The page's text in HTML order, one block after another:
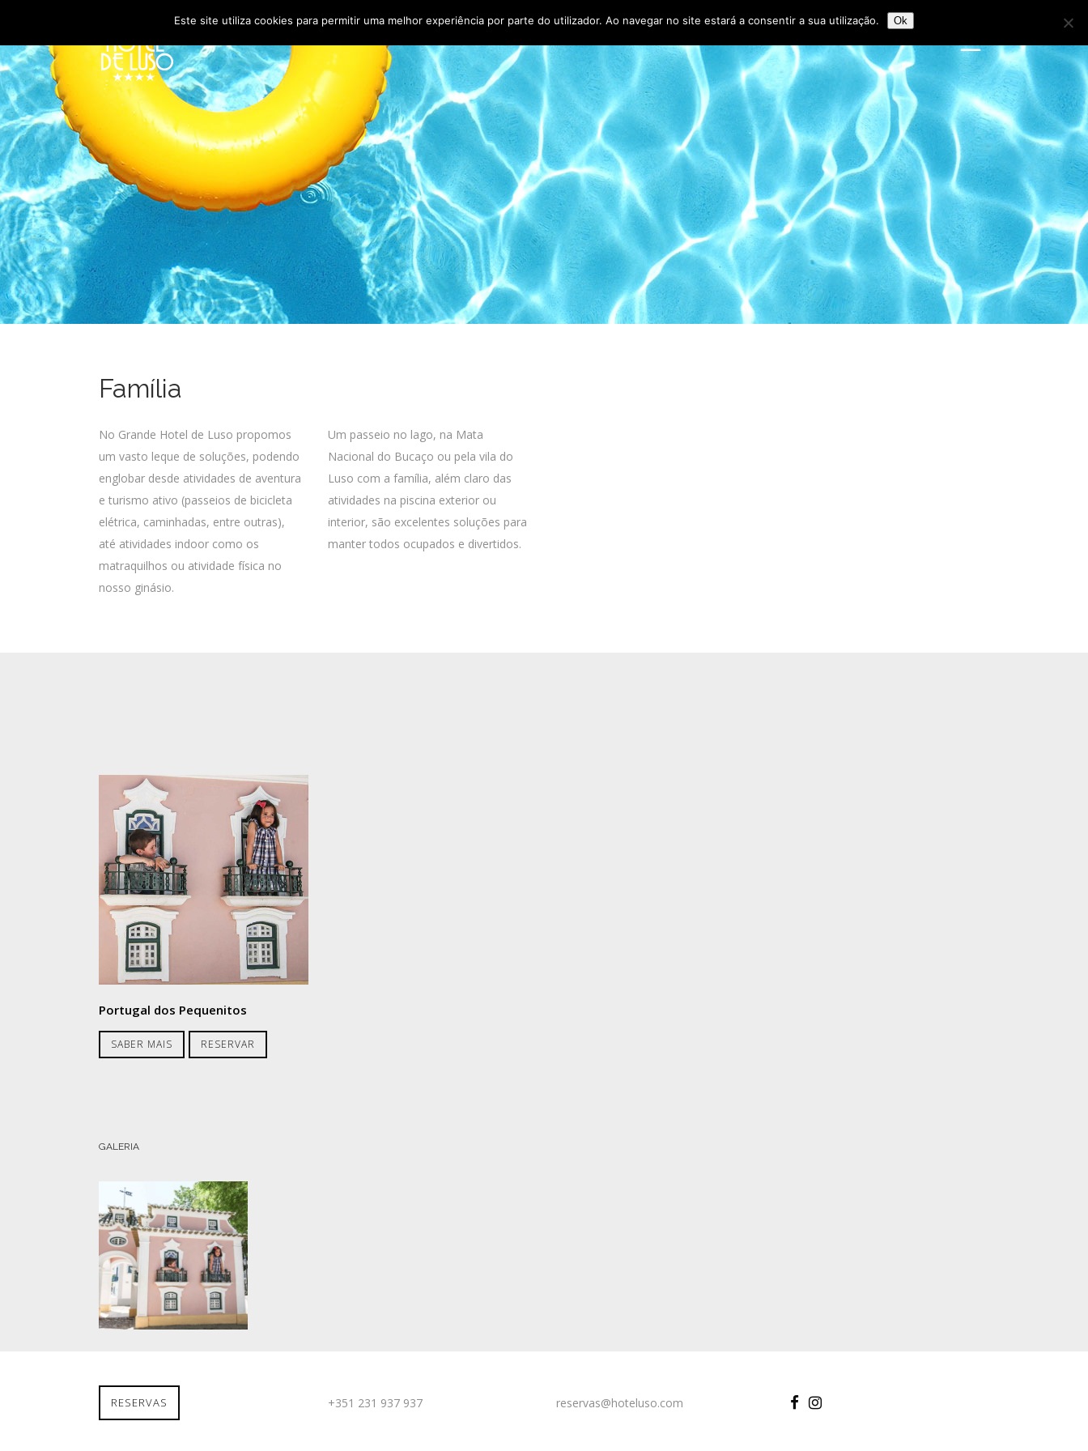
Família
No Grande Hotel de Luso propomos
um vasto leque de soluções, podendo
englobar desde atividades de aventura
e turismo ativo (passeios de bicicleta
elétrica, caminhadas, entre outras),
até atividades indoor como os
matraquilhos ou atividade física no
nosso ginásio.
Um passeio no lago, na Mata
Nacional do Bucaço ou pela vila do
Luso com a família, além claro das
atividades na piscina exterior ou
interior, são excelentes soluções para
manter todos ocupados e divertidos.
Portugal dos Pequenitos
SABER MAIS RESERVAR
GALERIA
RESERVAS +351 231 937 937 reservas@hoteluso.com
Este site utiliza cookies para permitir uma melhor experiência por parte do utilizador. Ao navegar no site estará a consentir a sua utilização. Ok